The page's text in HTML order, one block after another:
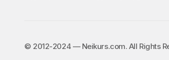
©️ 2012-2024 — Neikurs.com. All Rights